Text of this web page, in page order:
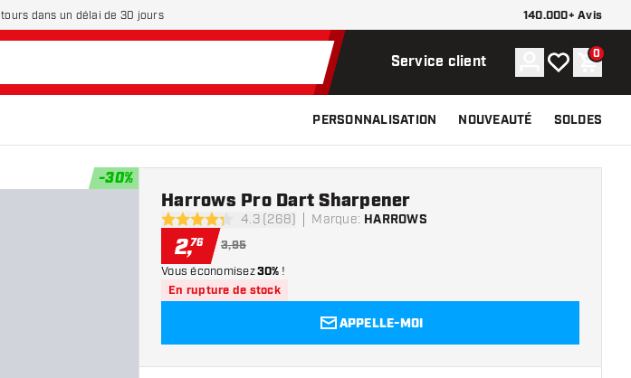
dans un délai de 30 jours 140.000+ Avis
Service client Compte
Ma liste de
Panier
0
PERSONNALISATION NOUVEAUTÉ SOLDES
-30%
4.3 étoiles de notation
4.3 (268) Marque: HARROWS
Harrows Pro Dart Sharpener
2,76 3,95
Vous économisez30% !
En rupture de stock
APPELLE-MOI